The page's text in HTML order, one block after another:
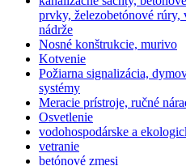
prvky, železobetónové rúry,
nádrže
Nosné konštrukcie, murivo
Kotvenie
Požiarna signalizácia,
systémy
Meracie prístroje, ručné
Osvetlenie
vodohospodárske a
vetranie
betónové zmesi